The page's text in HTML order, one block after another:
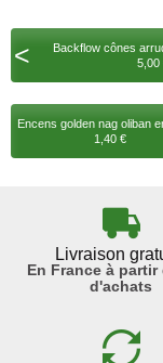
<
Backflow cônes
5,00
Encens golden nag oliban
1,40 €
Livraison
En France à partir
d'achats